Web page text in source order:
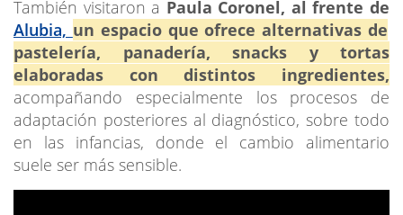
También visitaron a Paula Coronel, al frente de
Alubia, un espacio que ofrece alternativas de
pastelería, panadería, snacks y tortas
elaboradas con distintos ingredientes,
acompañando especialmente los procesos de
adaptación posteriores al diagnóstico, sobre todo
en las infancias, donde el cambio alimentario
suele ser más sensible.